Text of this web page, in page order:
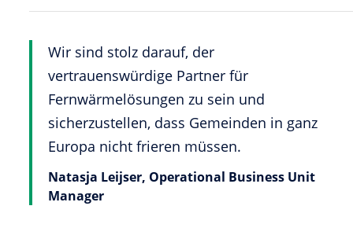
Natasja Leijser, Operational Business Unit
Manager
Wir sind stolz darauf, der
vertrauenswürdige Partner für
Fernwärmelösungen zu sein und
sicherzustellen, dass Gemeinden in ganz
Europa nicht frieren müssen.